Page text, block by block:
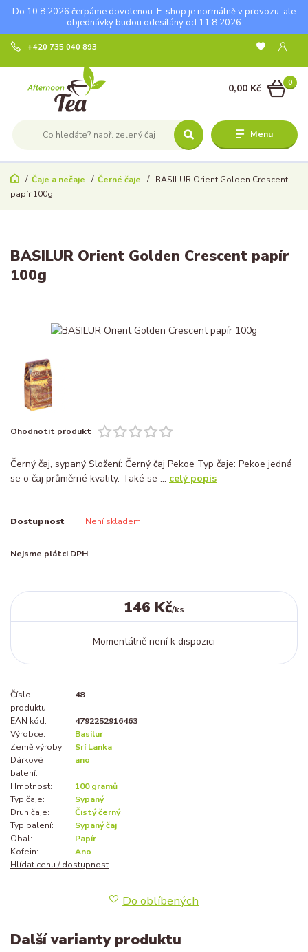
Do 10.8.2026 čerpáme dovolenou. E-shop je normálně v provozu, ale
objednávky budou odesílány od 11.8.2026
Menu
+420 735 040 893
0
0,00 Kč
Čaje a nečaje Černé čaje
BASILUR Orient Golden Crescent
papír 100g
BASILUR Orient Golden Crescent papír
100g
Ohodnotit produkt
Černý čaj, sypaný Složení: Černý čaj Pekoe Typ čaje: Pekoe jedná
se o čaj průměrné kvality. Také se ... celý popis
Dostupnost Není skladem
Nejsme plátci DPH
146 Kč/ks
Momentálně není k dispozici
Číslo
produktu:
48
EAN kód:
4792252916463
Výrobce:
Basilur
Země výroby:
Srí Lanka
Dárkové
balení:
ano
Hmotnost:
100 gramů
Typ čaje:
Sypaný
Druh čaje:
Čistý černý
Typ balení:
Sypaný čaj
Obal:
Papír
Kofein:
Ano
Hlídat cenu / dostupnost
Do oblíbených
Další varianty produktu